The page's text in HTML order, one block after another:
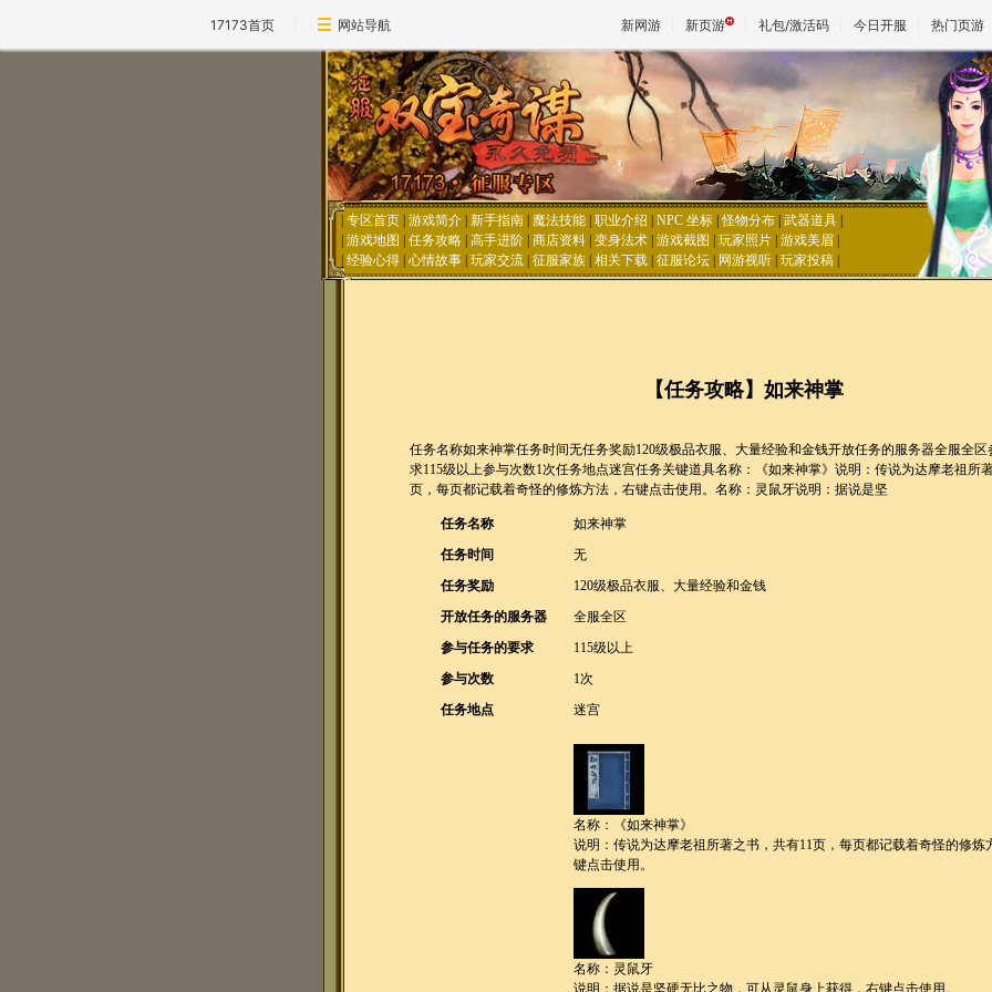
17173首页 网站导航 新网游 新页游 礼包/激活码 今日开服 热门页游
魔兽
天堂
王权与
专区首页| 游戏简介| 新手指南| 魔法技能| 职业介绍 NPC 坐标|怪物分布| 武器道具|
游戏地图 任务攻略| 高手进阶| 商店资料| 变身法术| 游戏截图 玩家照片| 游戏美眉|
经验心得| 心情故事| 玩家交流| 征服家族| 相关下载| 征服论坛| 网游视听| 玩家投稿|
【任务攻略】如来神掌
任务名称如来神掌任务时间无任务奖励120级极品衣服、大量经验和金钱开放任务的服务器全服全区
求115级以上参与次数1次任务地点迷宫任务关键道具名称：《如来神掌》说明：传说为达摩老祖所
页，每页都记载着奇怪的修炼方法，右键点击使用。名称：灵鼠牙说明：据说是坚
任务名称
如来神掌
任务时间
无
任务奖励
120级极品衣服、大量经验和金钱
开放任务的服务器
全服全区
参与任务的要求
115级以上
参与次数
1次
任务地点
迷宫
名称：《如来神掌》
说明：传说为达摩老祖所著之书，共有11页，每页都记载着奇怪的修炼
键点击使用。
名称：灵鼠牙
说明：据说是坚硬无比之物，可从灵鼠身上获得，右键点击使用。